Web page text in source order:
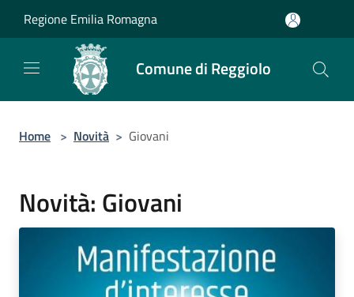
Regione Emilia Romagna
Comune di Reggiolo
Home > Novità > Giovani
Novità: Giovani